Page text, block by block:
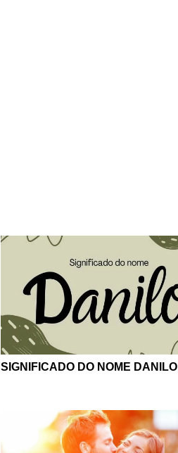
SIGNIFICADO DO NOME DANILO